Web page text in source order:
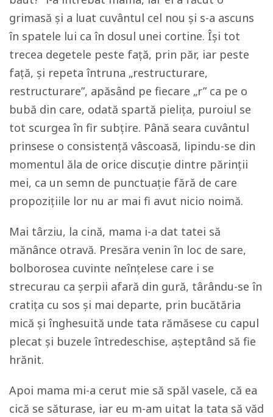
grimasă și a luat cuvântul cel nou și s-a ascuns
în spatele lui ca în dosul unei cortine. Își tot
trecea degetele peste față, prin păr, iar peste
față, și repeta întruna „restructurare,
restructurare”, apăsând pe fiecare „r” ca pe o
bubă din care, odată spartă pielița, puroiul se
tot scurgea în fir subțire. Până seara cuvântul
prinsese o consistență vâscoasă, lipindu-se din
momentul ăla de orice discuție dintre părinții
mei, ca un semn de punctuație fără de care
propozițiile lor nu ar mai fi avut nicio noimă.
Mai târziu, la cină, mama i-a dat tatei să
mănânce otravă. Presăra venin în loc de sare,
bolborosea cuvinte neînțelese care i se
strecurau ca șerpii afară din gură, târându-se în
cratița cu sos și mai departe, prin bucătăria
mică și înghesuită unde tata rămăsese cu capul
plecat și buzele întredeschise, așteptând să fie
hrănit.
Apoi mama mi-a cerut mie să spăl vasele, că ea
cică se săturase, iar eu m-am uitat la tata să văd